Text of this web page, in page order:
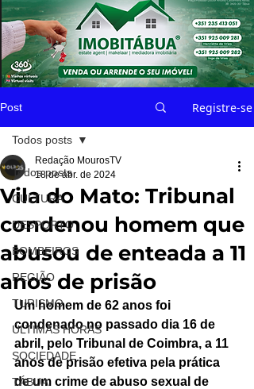
Post Registre-se
Todos posts
CULTURA
DESPORTO
BOMBEIROS
REGIÃO
TURISMO
ÚLTIMAS HORAS
SOCIEDADE
TÁBUA
Todos posts
Vila do Mato: Tribunal
condenou homem que
abusou de enteada a 11
anos de prisão
Redação MourosTV
18 de abr. de 2024
Um homem de 62 anos foi
condenado no passado dia 16 de
abril, pelo Tribunal de Coimbra, a 11
anos de prisão efetiva pela prática
de um crime de abuso sexual de